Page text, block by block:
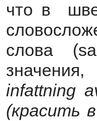
что в
слова
infattning
(красить